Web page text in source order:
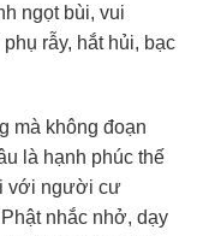
ngọt bùi, vui
rẫy, hắt hủi, bạc
mà không đoạn
là hạnh phúc thế
với người cư
nhắc nhở, dạy